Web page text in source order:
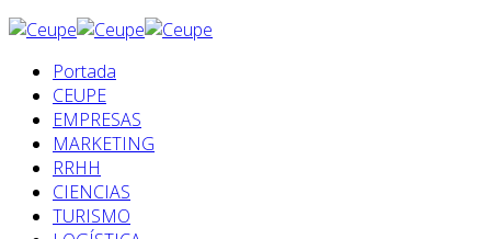
Portada
CEUPE
EMPRESAS
MARKETING
RRHH
CIENCIAS
TURISMO